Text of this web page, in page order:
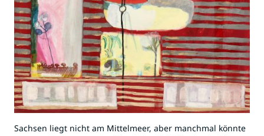
Sachsen liegt nicht am Mittelmeer, aber manchmal könnte